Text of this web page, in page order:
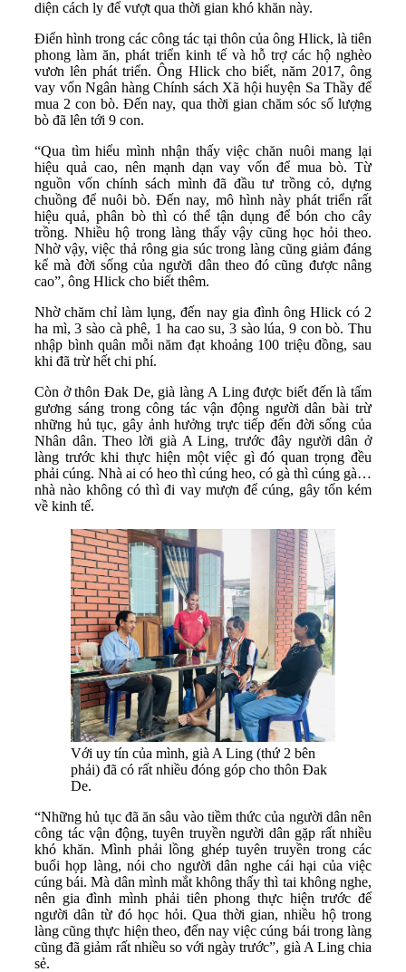
diện cách ly để vượt qua thời gian khó khăn này.
Điển hình trong các công tác tại thôn của ông Hlick, là tiên
phong làm ăn, phát triển kinh tế và hỗ trợ các hộ nghèo
vươn lên phát triển. Ông Hlick cho biết, năm 2017, ông
vay vốn Ngân hàng Chính sách Xã hội huyện Sa Thầy để
mua 2 con bò. Đến nay, qua thời gian chăm sóc số lượng
bò đã lên tới 9 con.
“Qua tìm hiểu mình nhận thấy việc chăn nuôi mang lại
hiệu quả cao, nên mạnh dạn vay vốn để mua bò. Từ
nguồn vốn chính sách mình đã đầu tư trồng cỏ, dựng
chuồng để nuôi bò. Đến nay, mô hình này phát triển rất
hiệu quả, phân bò thì có thể tận dụng để bón cho cây
trồng. Nhiều hộ trong làng thấy vậy cũng học hỏi theo.
Nhờ vậy, việc thả rông gia súc trong làng cũng giảm đáng
kể mà đời sống của người dân theo đó cũng được nâng
cao”, ông Hlick cho biết thêm.
Nhờ chăm chỉ làm lụng, đến nay gia đình ông Hlick có 2
ha mì, 3 sào cà phê, 1 ha cao su, 3 sào lúa, 9 con bò. Thu
nhập bình quân mỗi năm đạt khoảng 100 triệu đồng, sau
khi đã trừ hết chi phí.
Còn ở thôn Đak De, già làng A Ling được biết đến là tấm
gương sáng trong công tác vận động người dân bài trừ
những hủ tục, gây ảnh hưởng trực tiếp đến đời sống của
Nhân dân. Theo lời già A Ling, trước đây người dân ở
làng trước khi thực hiện một việc gì đó quan trọng đều
phải cúng. Nhà ai có heo thì cúng heo, có gà thì cúng gà…
nhà nào không có thì đi vay mượn để cúng, gây tốn kém
về kinh tế.
Với uy tín của mình, già A Ling (thứ 2 bên
phải) đã có rất nhiều đóng góp cho thôn Đak
De.
“Những hủ tục đã ăn sâu vào tiềm thức của người dân nên
công tác vận động, tuyên truyền người dân gặp rất nhiều
khó khăn. Mình phải lồng ghép tuyên truyền trong các
buổi họp làng, nói cho người dân nghe cái hại của việc
cúng bái. Mà dân mình mắt không thấy thì tai không nghe,
nên gia đình mình phải tiên phong thực hiện trước để
người dân từ đó học hỏi. Qua thời gian, nhiều hộ trong
làng cũng thực hiện theo, đến nay việc cúng bái trong làng
cũng đã giảm rất nhiều so với ngày trước”, già A Ling chia
sẻ.